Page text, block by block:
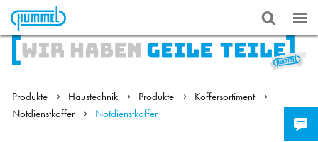
Produkte Haustechnik Produkte
Koffersortiment
Notdienstkoffer
Notdienstkoffer